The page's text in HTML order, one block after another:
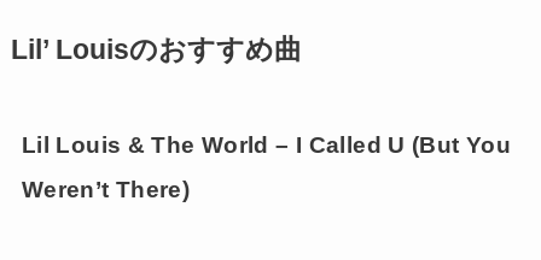
Lil’ Louisのおすすめ曲
Lil Louis & The World – I Called U (But You
Weren’t There)